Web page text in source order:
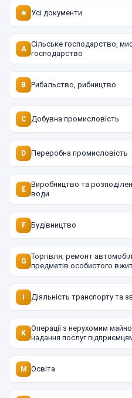
★ Усі документи
A
Сільське господарство,
господарство
B Рибальство, рибництво
C Добувна промисловість
D Переробна промисловість
E
Виробництво та
води
F Будівництво
G
Торгівля; ремонт
предметів особистого
I Діяльність транспорту та
K
Операції з нерухомим
надання послуг
M Освіта